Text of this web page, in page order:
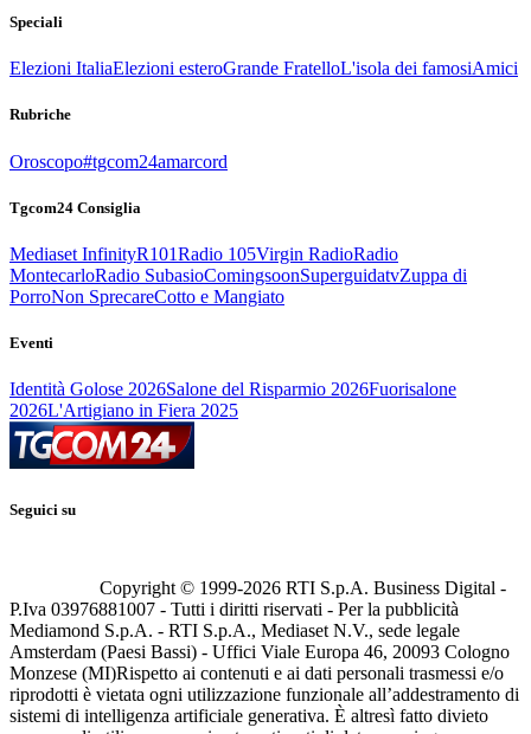
Speciali
Elezioni ItaliaElezioni esteroGrande FratelloL'isola dei famosiAmici
Rubriche
Oroscopo#tgcom24amarcord
Tgcom24 Consiglia
Mediaset InfinityR101Radio 105Virgin RadioRadio
MontecarloRadio SubasioComingsoonSuperguidatvZuppa di
PorroNon SprecareCotto e Mangiato
Eventi
Identità Golose 2026Salone del Risparmio 2026Fuorisalone
2026L'Artigiano in Fiera 2025
Seguici su
Copyright © 1999-2026 RTI S.p.A. Business Digital -
P.Iva 03976881007 - Tutti i diritti riservati - Per la pubblicità
Mediamond S.p.A. - RTI S.p.A., Mediaset N.V., sede legale
Amsterdam (Paesi Bassi) - Uffici Viale Europa 46, 20093 Cologno
Monzese (MI)Rispetto ai contenuti e ai dati personali trasmessi e/o
riprodotti è vietata ogni utilizzazione funzionale all’addestramento di
sistemi di intelligenza artificiale generativa. È altresì fatto divieto